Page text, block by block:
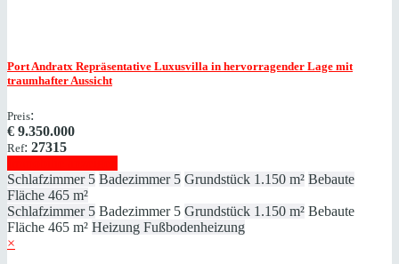
Port Andratx Repräsentative Luxusvilla in hervorragender Lage mit
traumhafter Aussicht
Preis:
€ 9.350.000
Ref: 27315
Schlafzimmer 5 Badezimmer 5 Grundstück 1.150 m² Bebaute
Fläche 465 m²
Schlafzimmer 5 Badezimmer 5 Grundstück 1.150 m² Bebaute
Fläche 465 m² Heizung Fußbodenheizung
×